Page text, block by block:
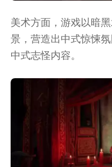
美术方面，游戏以暗
景，营造出中式惊悚
中式志怪内容。